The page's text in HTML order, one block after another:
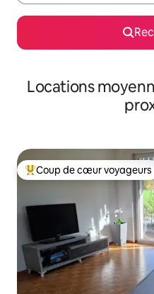
Locations
Coups de cœur voyageurs
Coup de cœur voyageurs